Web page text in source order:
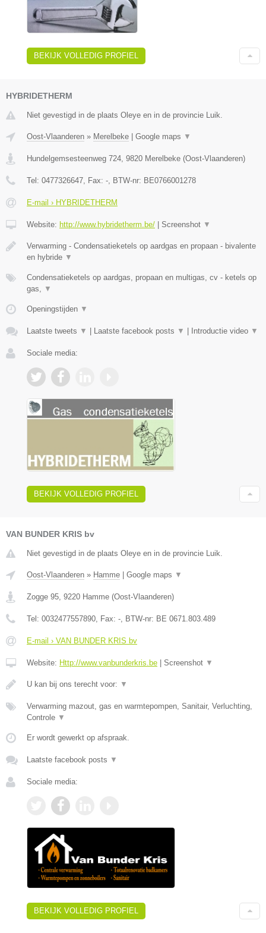
BEKIJK VOLLEDIG PROFIEL
HYBRIDETHERM
Niet gevestigd in de plaats Oleye en in de provincie Luik.
Oost-Vlaanderen » Merelbeke Google maps ▼
Hundelgemsesteenweg 724, 9820 Merelbeke (Oost-Vlaanderen)
Tel: 0477326647, Fax: -, BTW-nr: BE0766001278
E-mail › HYBRIDETHERM
Website: http://www.hybridetherm.be/ Screenshot ▼
Verwarming - Condensatieketels op aardgas en propaan - bivalente
en hybride ▼
Condensatieketels op aardgas, propaan en multigas, cv - ketels op
gas, ▼
Openingstijden ▼
Laatste tweets ▼ Laatste facebook posts ▼ Introductie video ▼
Sociale media:
BEKIJK VOLLEDIG PROFIEL
VAN BUNDER KRIS bv
Niet gevestigd in de plaats Oleye en in de provincie Luik.
Oost-Vlaanderen » Hamme Google maps ▼
Zogge 95, 9220 Hamme (Oost-Vlaanderen)
Tel: 0032477557890, Fax: -, BTW-nr: BE 0671.803.489
E-mail › VAN BUNDER KRIS bv
Website: Http://www.vanbunderkris.be Screenshot ▼
U kan bij ons terecht voor: ▼
Verwarming mazout, gas en warmtepompen, Sanitair, Verluchting,
Controle ▼
Er wordt gewerkt op afspraak.
Laatste facebook posts ▼
Sociale media:
BEKIJK VOLLEDIG PROFIEL